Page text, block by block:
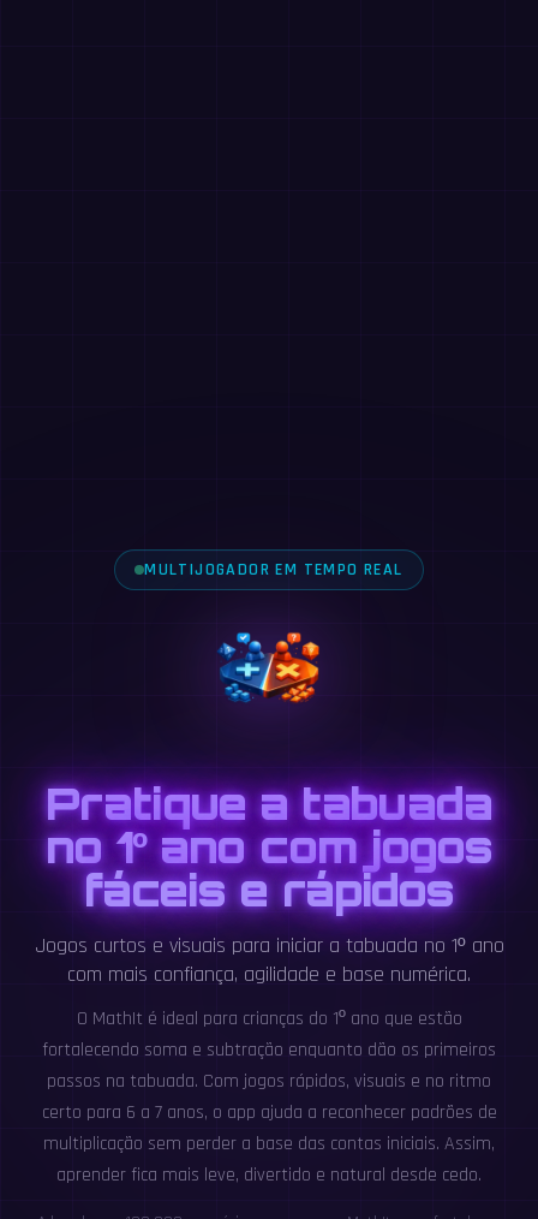
MULTIJOGADOR EM TEMPO REAL
Pratique a tabuada
no 1º ano com jogos
fáceis e rápidos
Jogos curtos e visuais para iniciar a tabuada no 1º ano
com mais confiança, agilidade e base numérica.
O MathIt é ideal para crianças do 1º ano que estão
fortalecendo soma e subtração enquanto dão os primeiros
passos na tabuada. Com jogos rápidos, visuais e no ritmo
certo para 6 a 7 anos, o app ajuda a reconhecer padrões de
multiplicação sem perder a base das contas iniciais. Assim,
aprender fica mais leve, divertido e natural desde cedo.